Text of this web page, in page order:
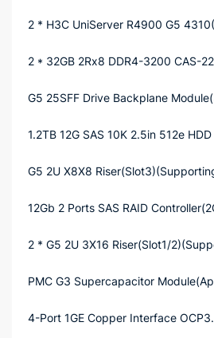
2 * H3C UniServer R4900 G5
2 * 32GB 2Rx8 DDR4-3200 CAS-
G5 25SFF Drive Backplane
1.2TB 12G SAS 10K 2.5in 512e
G5 2U X8X8
12Gb 2 Ports SAS RAID
2 * G5 2U 3X16 Riser(Slot1/
PMC G3 Supercapacitor
4-Port 1GE Copper Interface